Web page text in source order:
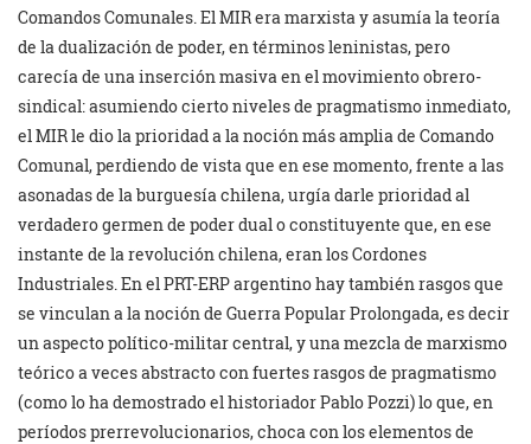
Comandos Comunales. El MIR era marxista y asumía la teoría
de la dualización de poder, en términos leninistas, pero
carecía de una inserción masiva en el movimiento obrero-
sindical: asumiendo cierto niveles de pragmatismo inmediato,
el MIR le dio la prioridad a la noción más amplia de Comando
Comunal, perdiendo de vista que en ese momento, frente a las
asonadas de la burguesía chilena, urgía darle prioridad al
verdadero germen de poder dual o constituyente que, en ese
instante de la revolución chilena, eran los Cordones
Industriales. En el PRT-ERP argentino hay también rasgos que
se vinculan a la noción de Guerra Popular Prolongada, es decir
un aspecto político-militar central, y una mezcla de marxismo
teórico a veces abstracto con fuertes rasgos de pragmatismo
(como lo ha demostrado el historiador Pablo Pozzi) lo que, en
períodos prerrevolucionarios, choca con los elementos de